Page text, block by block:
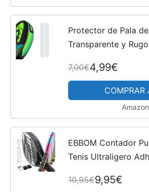
Protector de Pala
Transparente y
Alto Impacto
Fácil de Instalar para
7,00€4,99€
COMPRAR
EBBOM Contador
Tenis Ultraligero
Limpiador –
10,95€9,95€